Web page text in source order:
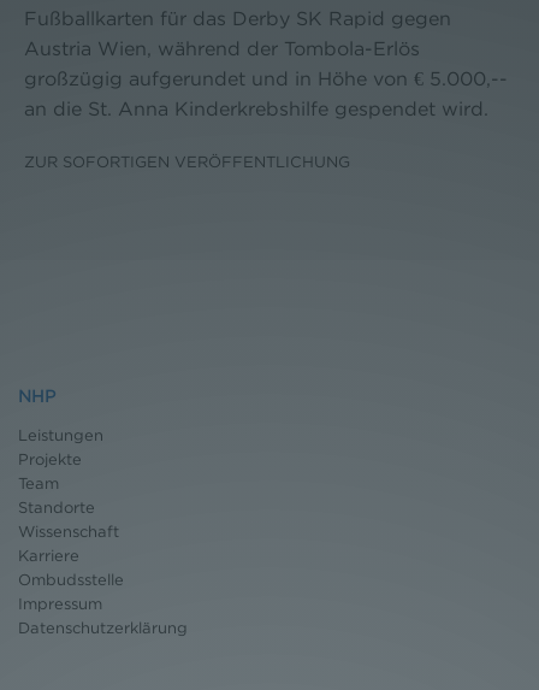
Fußballkarten für das Derby SK Rapid gegen
Austria Wien, während der Tombola-Erlös
großzügig aufgerundet und in Höhe von € 5.000,--
an die St. Anna Kinderkrebshilfe gespendet wird.
ZUR SOFORTIGEN VERÖFFENTLICHUNG
NHP
Leistungen
Projekte
Team
Standorte
Wissenschaft
Karriere
Ombudsstelle
Impressum
Datenschutzerklärung